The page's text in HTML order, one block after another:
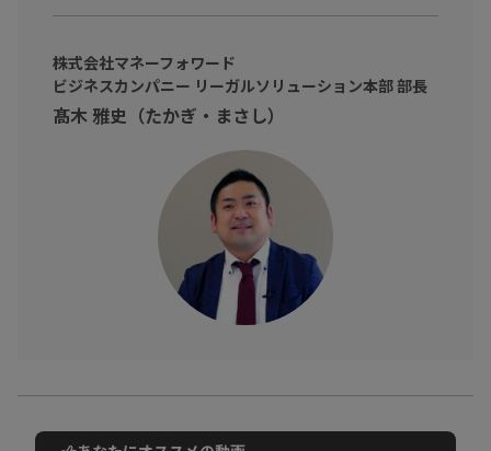
我々スタッフがツール導入企業様へインタビューする様子を、こ
それでは、『わたしたちのDX』、伺っていきましょう。
株式会社マネーフォワード
ビジネスカンパニー リーガルソリューション本部 部長
髙木 雅史（たかぎ・まさし）